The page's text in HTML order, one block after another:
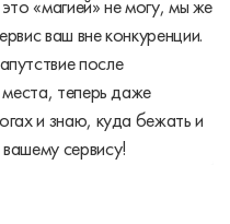
«магией» не могу, мы же
ваш вне конкуренции.
после
места, теперь даже
и знаю, куда бежать и
сервису!